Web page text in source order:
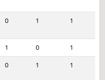
0 1 1
1 0
1
0 1 1